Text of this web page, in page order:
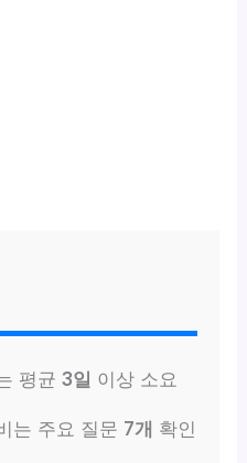
평균 3일 이상 소요
는 주요 질문 7개 확인